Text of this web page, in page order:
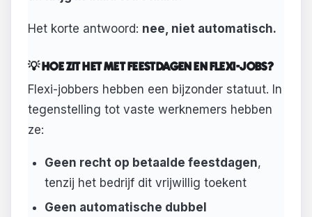
Het korte antwoord: nee, niet automatisch.
💡 HOE ZIT HET MET FEESTDAGEN EN FLEXI-JOBS?
Flexi-jobbers hebben een bijzonder statuut. In
tegenstelling tot vaste werknemers hebben
ze:
Geen recht op betaalde feestdagen,
tenzij het bedrijf dit vrijwillig toekent
Geen automatische dubbel